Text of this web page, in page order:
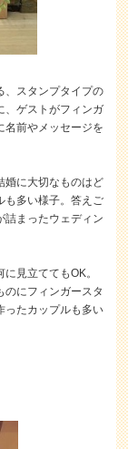
、スタンプタイプの
、ゲストがフィンガ
名前やメッセージを
婚に大切なものはど
も多い様子。答えご
詰まったウェディン
見立ててもOK。
のにフィンガースタ
ったカップルも多い